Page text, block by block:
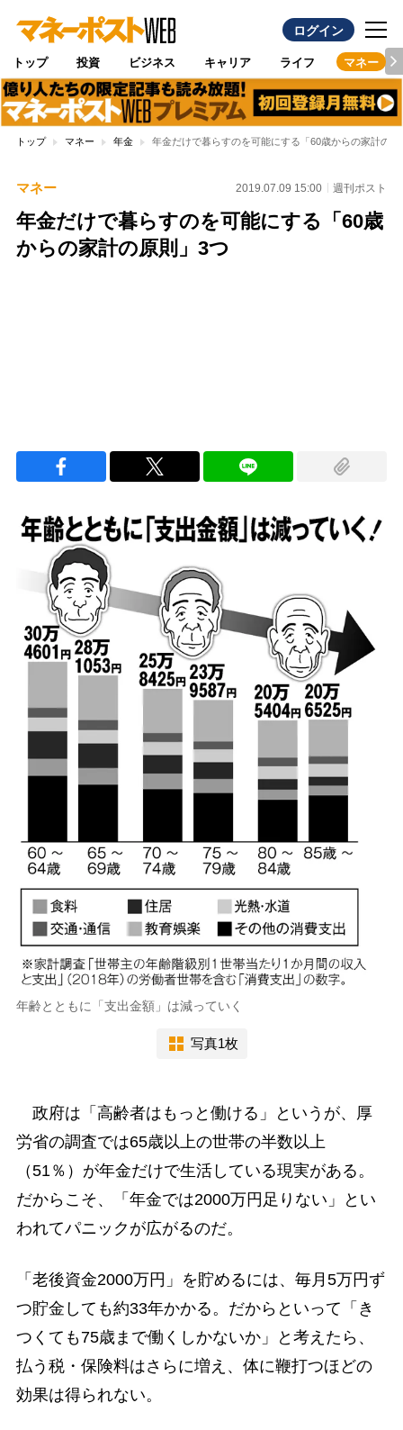
ログイン
トップ 投資 ビジネス キャリア ライフ マネー
トップ マネー 年金 年金だけで暮らすのを可能にする「60歳からの家計の原
マネー 2019.07.09 15:00 週刊ポスト
年金だけで暮らすのを可能にする「60歳
からの家計の原則」3つ
年齢とともに「支出金額」は減っていく
写真1枚
政府は「高齢者はもっと働ける」というが、厚
労省の調査では65歳以上の世帯の半数以上
（51％）が年金だけで生活している現実がある。
だからこそ、「年金では2000万円足りない」とい
われてパニックが広がるのだ。
「老後資金2000万円」を貯めるには、毎月5万円ず
つ貯金しても約33年かかる。だからといって「き
つくても75歳まで働くしかないか」と考えたら、
払う税・保険料はさらに増え、体に鞭打つほどの
効果は得られない。